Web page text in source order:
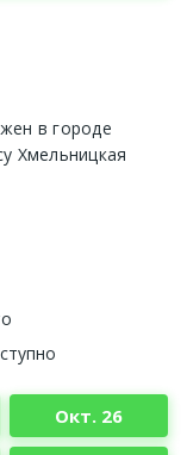
в городе
Хмельницкая
Окт. 26